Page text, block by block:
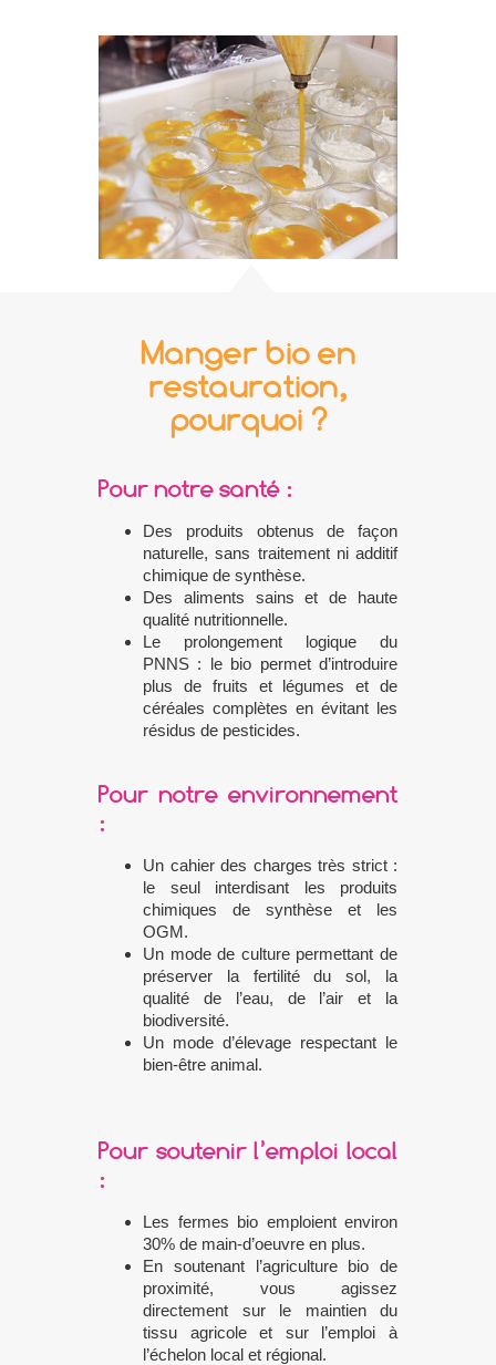
Manger bio en
restauration,
pourquoi ?
Pour notre santé :
Des produits obtenus de façon
naturelle, sans traitement ni additif
chimique de synthèse.
Des aliments sains et de haute
qualité nutritionnelle.
Le prolongement logique du
PNNS : le bio permet d’introduire
plus de fruits et légumes et de
céréales complètes en évitant les
résidus de pesticides.
Pour notre environnement
:
Un cahier des charges très strict :
le seul interdisant les produits
chimiques de synthèse et les
OGM.
Un mode de culture permettant de
préserver la fertilité du sol, la
qualité de l’eau, de l’air et la
biodiversité.
Un mode d’élevage respectant le
bien-être animal.
Pour soutenir l’emploi local
:
Les fermes bio emploient environ
30% de main-d’oeuvre en plus.
En soutenant l’agriculture bio de
proximité, vous agissez
directement sur le maintien du
tissu agricole et sur l’emploi à
l’échelon local et régional.